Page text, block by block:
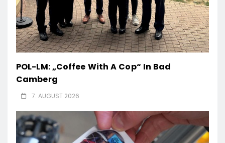
POL-LM: „Coffee With A Cop“ In Bad
Camberg
7. AUGUST 2026